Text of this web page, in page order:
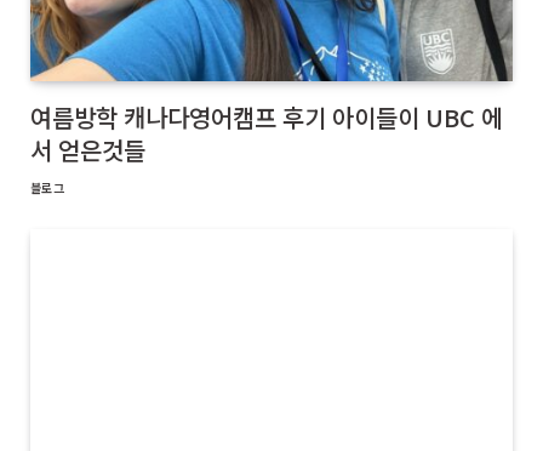
여름방학 캐나다영어캠프 후기 아이들이 UBC 에
서 얻은것들
블로그